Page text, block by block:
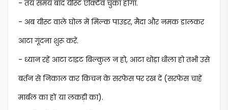
- तय समय बाद यीस्ट एक्टिव चुका होगा.
- अब यीस्ट वाले घोल में मिल्क पाउडर, मैदा और नमक डालकर
आटा गूंदना शुरू करें.
- ध्यान रहें आटा टाइट बिल्कुल न हो, आटा थोड़ा धीला हो तभी उसे
बर्तन से निकाल कर किचन के सरफेस पर रख दें (सरफेस चाहें
मार्बल का हों या लकड़ी का).